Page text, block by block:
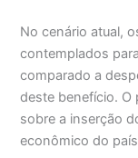
No cenário atual,
contemplados
comparado a
deste benefício. O
sobre a inserção
econômico do